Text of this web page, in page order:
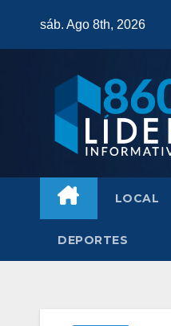
sáb. Ago 8th, 2026
LOCAL
DEPORTES